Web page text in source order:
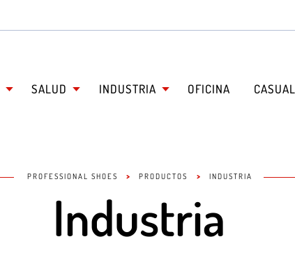
SALUD INDUSTRIA OFICINA CASUAL
PROFESSIONAL SHOES > PRODUCTOS > INDUSTRIA
Industria